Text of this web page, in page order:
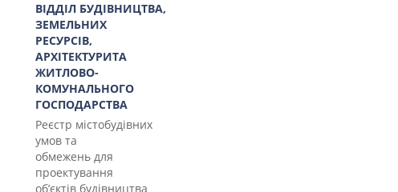
ВІДДІЛ БУДІВНИЦТВА,
ЗЕМЕЛЬНИХ
РЕСУРСІВ,
АРХІТЕКТУРИТА
ЖИТЛОВО-
КОМУНАЛЬНОГО
ГОСПОДАРСТВА
Реєстр містобудівних
умов та
обмежень для
проектування
об’єктів будівництва